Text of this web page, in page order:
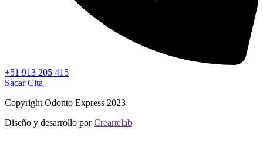
+51 913 205 415
Sacar Cita
Copyright Odonto Express 2023
Diseño y desarrollo porCreartelab